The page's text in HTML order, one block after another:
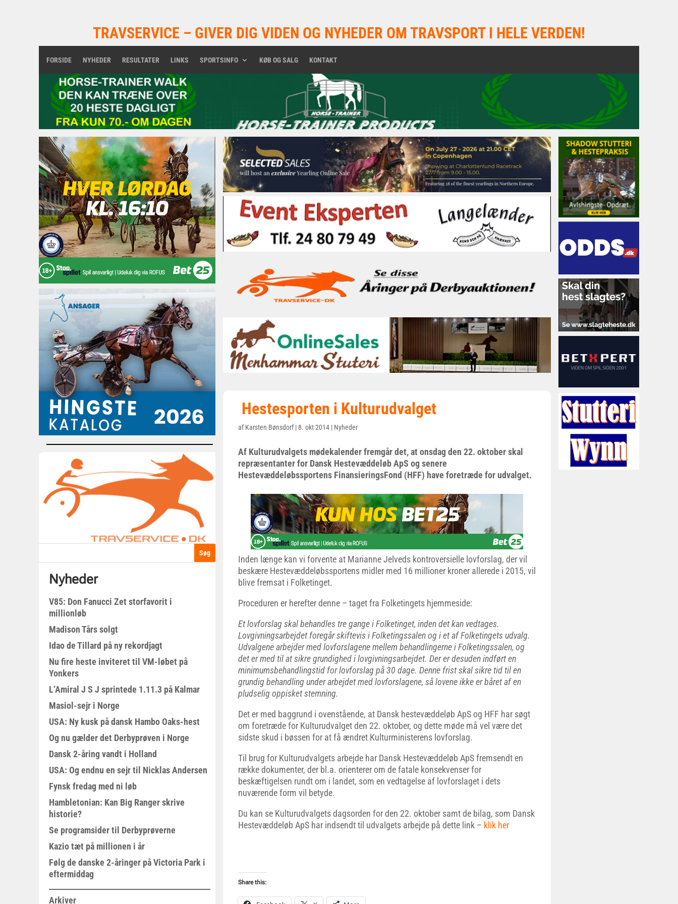
TRAVSERVICE – GIVER DIG VIDEN OG NYHEDER OM TRAVSPORT I HELE VERDEN!
FORSIDE NYHEDER RESULTATER LINKS SPORTSINFO KØB OG SALG KONTAKT
Nyheder
V85: Don Fanucci Zet storfavorit i
millionløb
Madison Tårs solgt
Idao de Tillard på ny rekordjagt
Nu fire heste inviteret til VM-løbet på
Yonkers
L’Amiral J S J sprintede 1.11.3 på Kalmar
Masiol-sejr i Norge
USA: Ny kusk på dansk Hambo Oaks-hest
Og nu gælder det Derbyprøven i Norge
Dansk 2-åring vandt i Holland
USA: Og endnu en sejr til Nicklas Andersen
Fynsk fredag med ni løb
Hambletonian: Kan Big Ranger skrive
historie?
Se programsider til Derbyprøverne
Kazio tæt på millionen i år
Følg de danske 2-åringer på Victoria Park i
eftermiddag
Arkiver
Hestesporten i Kulturudvalget
afKarsten Bønsdorf|8. okt 2014 | Nyheder
Af Kulturudvalgets mødekalender fremgår det, at onsdag den 22. oktober skal
repræsentanter for Dansk Hestevæddeløb ApS og senere
Hestevæddeløbssportens FinansieringsFond (HFF) have foretræde for udvalget.
Inden længe kan vi forvente at Marianne Jelveds kontroversielle lovforslag, der vil
beskære Hestevæddeløbssportens midler med 16 millioner kroner allerede i 2015, vil
blive fremsat i Folketinget.
Proceduren er herefter denne – taget fra Folketingets hjemmeside:
Et lovforslag skal behandles tre gange i Folketinget, inden det kan vedtages.
Lovgivningsarbejdet foregår skiftevis i Folketingssalen og i et af Folketingets udvalg.
Udvalgene arbejder med lovforslagene mellem behandlingerne i Folketingssalen, og
det er med til at sikre grundighed i lovgivningsarbejdet. Der er desuden indført en
minimumsbehandlingstid for lovforslag på 30 dage. Denne frist skal sikre tid til en
grundig behandling under arbejdet med lovforslagene, så lovene ikke er båret af en
pludselig oppisket stemning.
Det er med baggrund i ovenstående, at Dansk hestevæddeløb ApS og HFF har søgt
om foretræde for Kulturudvalget den 22. oktober, og dette møde må vel være det
sidste skud i bøssen for at få ændret Kulturministerens lovforslag.
Til brug for Kulturudvalgets arbejde har Dansk Hestevæddeløb ApS fremsendt en
række dokumenter, der bl.a. orienterer om de fatale konsekvenser for
beskæftigelsen rundt om i landet, som en vedtagelse af lovforslaget i dets
nuværende form vil betyde.
Du kan se Kulturudvalgets dagsorden for den 22. oktober samt de bilag, som Dansk
Hestevæddeløb ApS har indsendt til udvalgets arbejde på dette link – klik her
Share this: